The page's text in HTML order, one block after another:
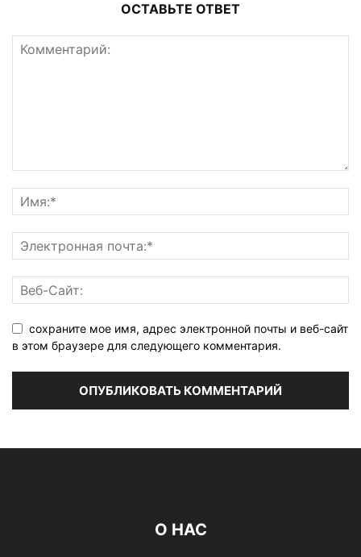
ОСТАВЬТЕ ОТВЕТ
сохраните мое имя, адрес электронной почты и веб-сайт
в этом браузере для следующего комментария.
О НАС